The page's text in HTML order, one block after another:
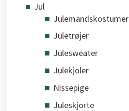
Jul
Julemandskostumer
Juletrøjer
Julesweater
Julekjoler
Nissepige
Juleskjorte